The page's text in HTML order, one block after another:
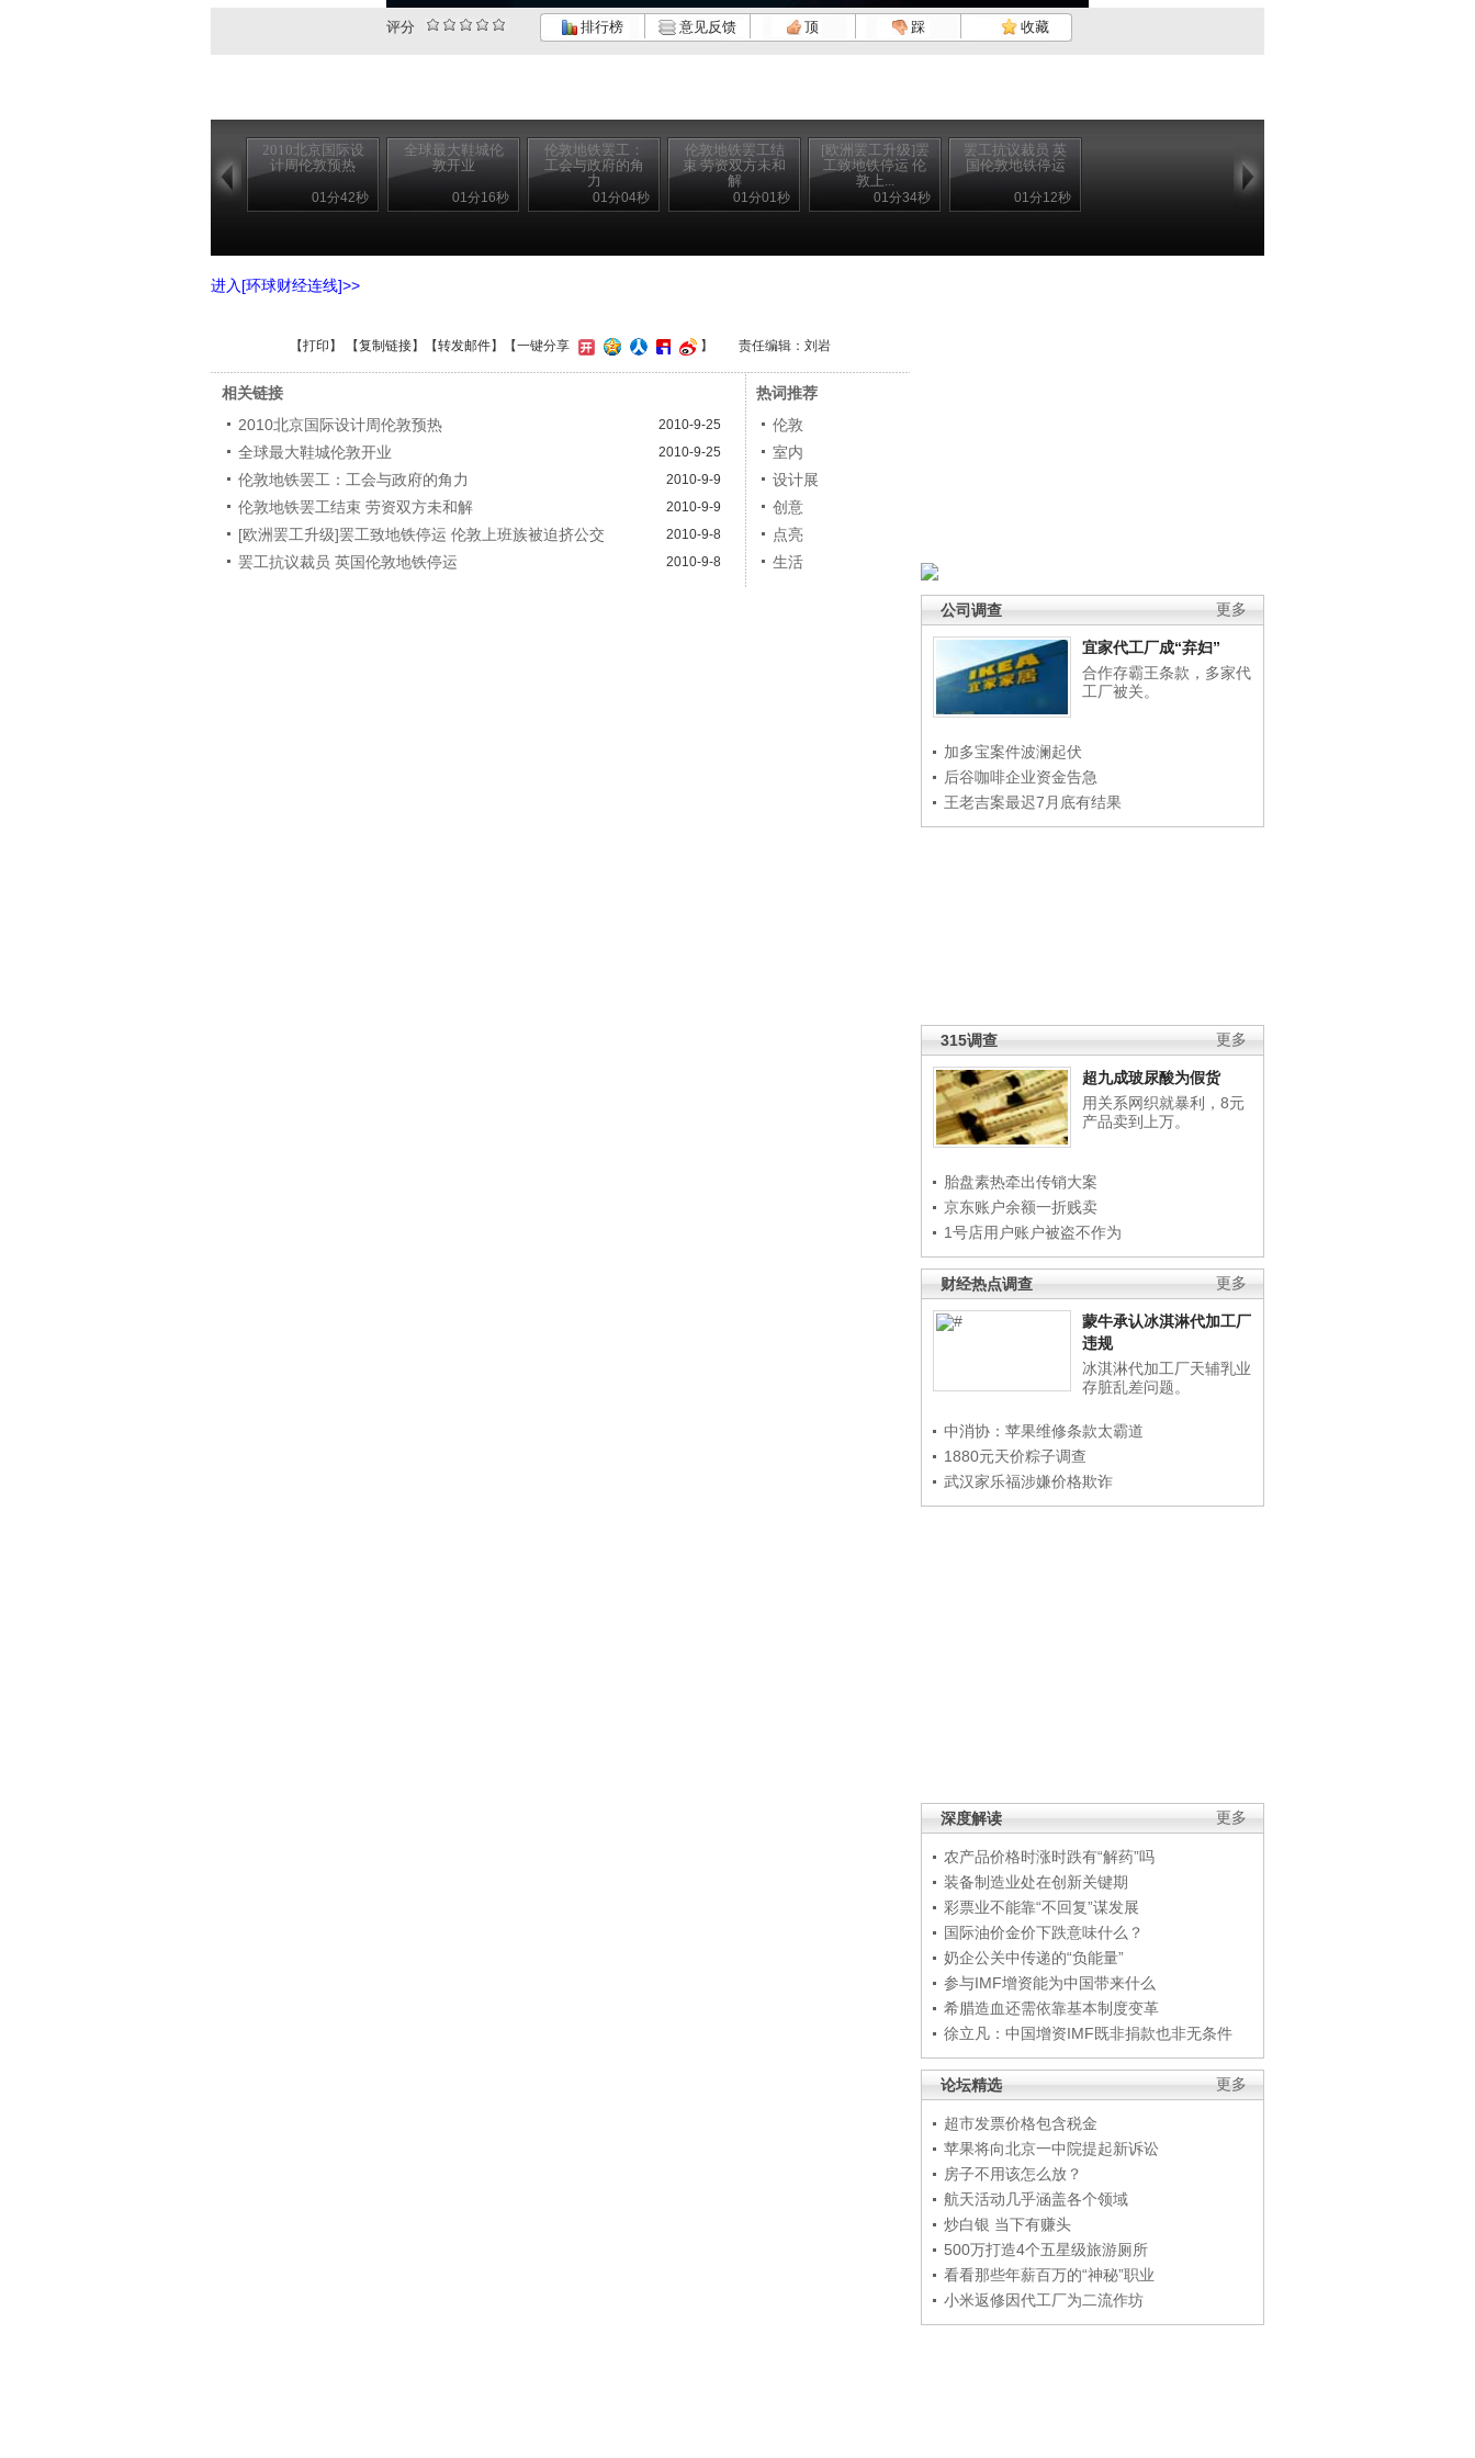
评分 排行榜 意见反馈 顶 踩 收藏
2010北京国际设
计周伦敦预热
01分42秒
全球最大鞋城伦
敦开业
01分16秒
伦敦地铁罢工：
工会与政府的角
力
01分04秒
伦敦地铁罢工结
束 劳资双方未和
解
01分01秒
[欧洲罢工升级]罢
工致地铁停运 伦
敦上...
01分34秒
罢工抗议裁员 英
国伦敦地铁停运
01分12秒
更多
公司调查
宜家代工厂成“弃妇”
合作存霸王条款，多家代
工厂被关。
加多宝案件波澜起伏
后谷咖啡企业资金告急
王老吉案最迟7月底有结果
更多
315调查
超九成玻尿酸为假货
用关系网织就暴利，8元
产品卖到上万。
胎盘素热牵出传销大案
京东账户余额一折贱卖
1号店用户账户被盗不作为
更多
财经热点调查
蒙牛承认冰淇淋代加工厂
违规
冰淇淋代加工厂天辅乳业
存脏乱差问题。
中消协：苹果维修条款太霸道
1880元天价粽子调查
武汉家乐福涉嫌价格欺诈
更多
深度解读
农产品价格时涨时跌有“解药”吗
装备制造业处在创新关键期
彩票业不能靠“不回复”谋发展
国际油价金价下跌意味什么？
奶企公关中传递的“负能量”
参与IMF增资能为中国带来什么
希腊造血还需依靠基本制度变革
徐立凡：中国增资IMF既非捐款也非无条件
更多
论坛精选
超市发票价格包含税金
苹果将向北京一中院提起新诉讼
房子不用该怎么放？
航天活动几乎涵盖各个领域
炒白银 当下有赚头
500万打造4个五星级旅游厕所
看看那些年薪百万的“神秘”职业
小米返修因代工厂为二流作坊
进入[环球财经连线]>>
【打印 】 【复制链接】【转发邮件】 【一键分享 】 责任编辑：刘岩
相关链接
2010北京国际设计周伦敦预热
2010-9-25
全球最大鞋城伦敦开业 2010-9-25
伦敦地铁罢工：工会与政府的角力 2010-9-9
伦敦地铁罢工结束 劳资双方未和解 2010-9-9
[欧洲罢工升级]罢工致地铁停运 伦敦上班族被迫挤公交 2010-9-8
罢工抗议裁员 英国伦敦地铁停运 2010-9-8
热词推荐
伦敦
室内
设计展
创意
点亮
生活